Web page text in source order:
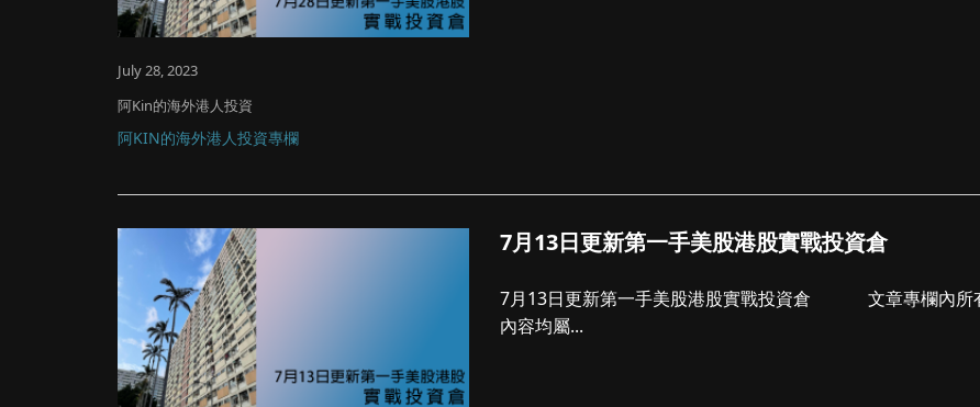
July 28, 2023
阿Kin的海外港人投資
阿KIN的海外港人投資專欄
7月13日更新第一手美股港股實戰投資倉
7月13日更新第一手美股港股實戰投資倉 文章專欄內所有
內容均屬...